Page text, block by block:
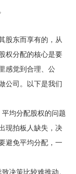
股东而享有的，从
权分配的核心是要
感觉到合理、公
公司。以下是我们
均分配股权的问题
现拍板人缺失，决
避免平均分配，一
决策比较难推动。